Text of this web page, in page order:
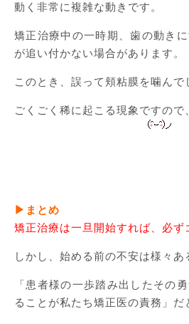
動く非常に複雑な動きです。
矯正治療中の一時期、歯の動き
が追い付かない場合があります。
このとき、誤って頬粘膜を噛んで
ごくごく稀に起こる現象ですので
▶まとめ
矯正治療は一旦開始すれば、必ず
しかし、始める前の不安は様々あ
「患者様の一歩踏み出したその
ることが私たち矯正医の責務」だ